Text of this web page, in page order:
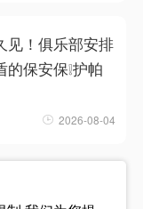
见！俱乐部安排
保安保❕护帕
2026-08-04